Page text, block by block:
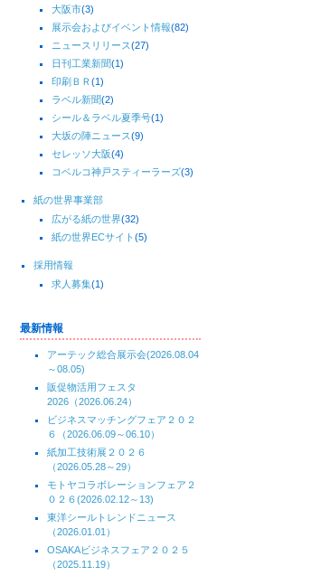
大阪市(3)
展示会およびイベント情報(82)
ニュースリリース(27)
日刊工業新聞(1)
印刷ＢＲ (1)
ラベル新聞(2)
シール＆ラベル夏季号(1)
大坂の陣ニュース(9)
セレッソ大阪(4)
コベルコ神戸スティーラーズ(3)
紙の世界事業部
広がる紙の世界(32)
紙の世界ECサイト(5)
採用情報
求人募集(1)
最新情報
アーテック総合展示会(2026.08.04
～08.05)
販促物活用フェスタ
2026（2026.06.24）
ビジネスマッチングフェア２０２
６（2026.06.09～06.10）
紙加工技術展２０２６
（2026.05.28～29）
モトヤコラボレーションフェア２
０２６(2026.02.12～13)
東洋シールトレンドニュース
（2026.01.01）
OSAKAビジネスフェア２０２５
（2025.11.19）